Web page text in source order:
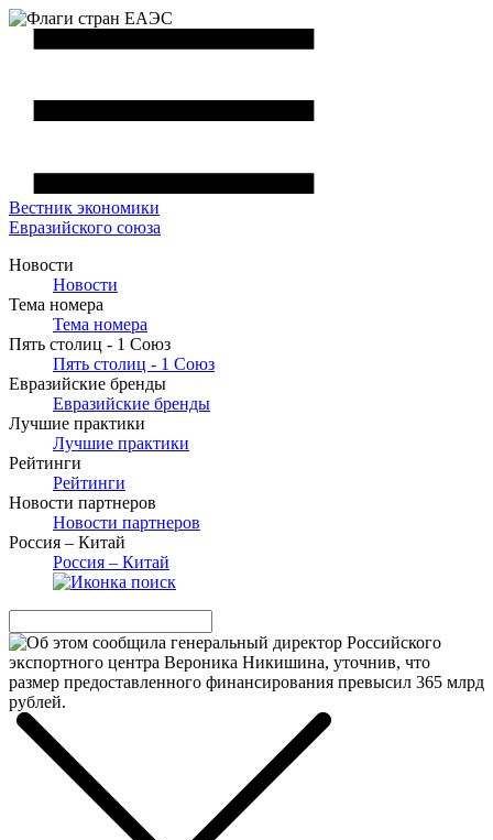
Вестник экономики
Евразийского союза
Новости
Новости
Тема номера
Тема номера
Пять столиц - 1 Союз
Пять столиц - 1 Союз
Евразийские бренды
Евразийские бренды
Лучшие практики
Лучшие практики
Рейтинги
Рейтинги
Новости партнеров
Новости партнеров
Россия – Китай
Россия – Китай